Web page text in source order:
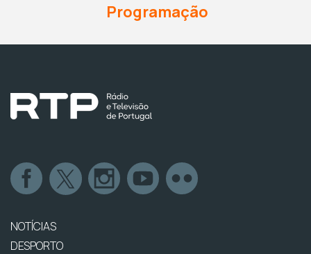
Programação
NOTÍCIAS
DESPORTO